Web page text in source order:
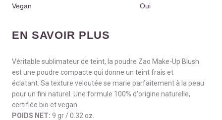
Vegan Oui
EN SAVOIR PLUS
Véritable sublimateur de teint, la poudre Zao Make-Up Blush
est une poudre compacte qui donne un teint frais et
éclatant. Sa texture veloutée se marie parfaitement à la peau
pour un fini naturel. Une formule 100% d'origine naturelle,
certifiée bio et vegan.
POIDS NET: 9 gr / 0.32 oz.